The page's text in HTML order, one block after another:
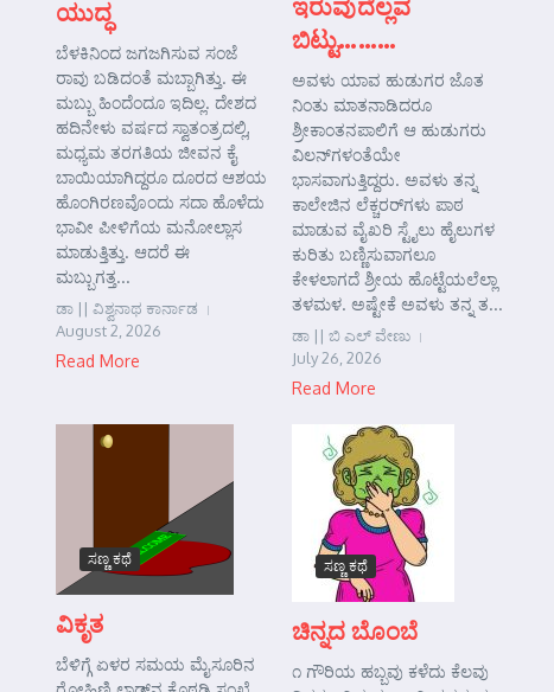
ಯುದ್ಧ
ಬೆಳಕಿನಿಂದ ಜಗಜಗಿಸುವ ಸಂಜೆ
ರಾವು ಬಡಿದಂತೆ ಮಬ್ಬಾಗಿತ್ತು. ಈ
ಮಬ್ಬು ಹಿಂದೆಂದೂ ಇದಿಲ್ಲ. ದೇಶದ
ಹದಿನೇಳು ವರ್ಷದ ಸ್ವಾತಂತ್ರದಲ್ಲಿ,
ಮಧ್ಯಮ ತರಗತಿಯ ಜೀವನ ಕೈ
ಬಾಯಿಯಾಗಿದ್ದರೂ ದೂರದ ಆಶಯ
ಹೊಂಗಿರಣವೊಂದು ಸದಾ ಹೊಳೆದು
ಭಾವೀ ಪೀಳಿಗೆಯ ಮನೋಲ್ಲಾಸ
ಮಾಡುತ್ತಿತ್ತು. ಆದರೆ ಈ
ಮಬ್ಬುಗತ್ತ...
ಡಾ || ವಿಶ್ವನಾಥ ಕಾರ್ನಾಡ
August 2, 2026
Read More
ಬಿಟ್ಟು………
ಅವಳು ಯಾವ ಹುಡುಗರ ಜೊತ
ನಿಂತು ಮಾತನಾಡಿದರೂ
ಶ್ರೀಕಾಂತನಪಾಲಿಗೆ ಆ ಹುಡುಗರು
ವಿಲನ್‌ಗಳಂತೆಯೇ
ಭಾಸವಾಗುತ್ತಿದ್ದರು. ಅವಳು ತನ್ನ
ಕಾಲೇಜಿನ ಲೆಕ್ಚರರ್‌ಗಳು ಪಾಠ
ಮಾಡುವ ವೈಖರಿ ಸ್ಟೈಲು ಹೈಲುಗಳ
ಕುರಿತು ಬಣ್ಣಿಸುವಾಗಲೂ
ಕೇಳಲಾಗದೆ ಶ್ರೀಯ ಹೊಟ್ಟೆಯಲೆಲ್ಲಾ
ತಳಮಳ. ಅಷ್ಟೇಕೆ ಅವಳು ತನ್ನ ತ...
ಡಾ || ಬಿ ಎಲ್ ವೇಣು
July 26, 2026
Read More
ಸಣ್ಣ ಕಥೆ
ವಿಕೃತ
ಬೆಳಿಗ್ಗೆ ಏಳರ ಸಮಯ ಮೈಸೂರಿನ
ಸಣ್ಣ ಕಥೆ
ಚಿನ್ನದ ಬೊಂಬೆ
೧ ಗೌರಿಯ ಹಬ್ಬವು ಕಳೆದು ಕೆಲವು